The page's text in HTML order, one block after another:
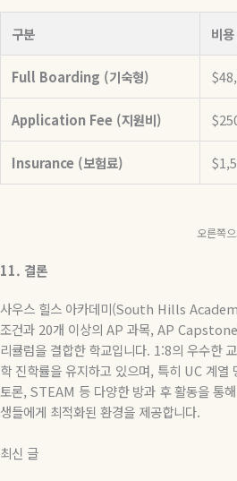
구분 비
Full Boarding (기숙형)
Application Fee (지원비)
Insurance (보험료)
오른쪽
11. 결론
사우스 힐스 아카데미(South Hills
조건과 20개 이상의 AP 과목, AP
리큘럼을 결합한 학교입니다. 1:8의 우수한
학 진학률을 유지하고 있으며, 특히 UC 계열
토론, STEAM 등 다양한 방과 후 활동을 통
생들에게 최적화된 환경을 제공합니다.
최신 글